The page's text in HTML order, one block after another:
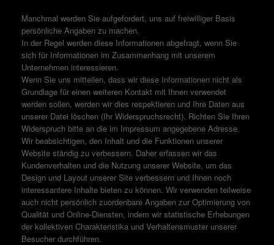
Manchmal werden Sie aufgefordert, uns auf freiwilliger Basis
persönliche Angaben zu machen.
In der Regel werden diese Informationen abgefragt, wenn Sie
sich für Informationen im Zusammenhang mit unserem
Unternehmen interessieren.
Wenn Sie uns mitteilen, dass wir diese Informationen nicht als
Grundlage für einen weiteren Kontakt mit Ihnen verwendet
werden sollen, werden wir dies respektieren und Ihre Daten aus
unserer Datei löschen (Ihr Widerspruchsrecht). Richten Sie Ihren
Widerspruch bitte an die im Impressum angegebene Adresse.
Wir beabsichtigen, den Inhalt und die Funktionen unserer
Website ständig zu verbessern. Daher erfassen wir das
Kundenverhalten und die Nutzung unserer Website, um das
Design und Layout unserer Site verbessern und Ihnen noch
interessantere Inhalte bieten zu können. Wir verwenden teilweise
auch nicht persönlich zuordenbare Angaben zur Optimierung von
Qualität und Online-Diensten, indem wir statistische Erhebungen
der kollektiven Charakteristika und Verhaltensmuster unserer
Besucher durchführen.